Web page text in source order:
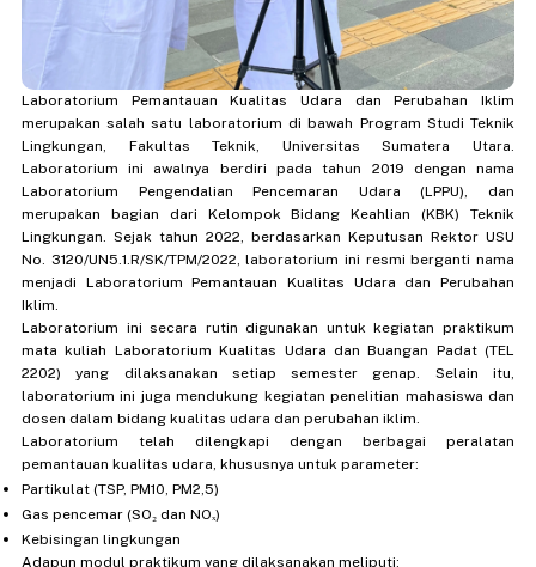
Laboratorium Pemantauan Kualitas Udara dan Perubahan Iklim
merupakan salah satu laboratorium di bawah Program Studi Teknik
Lingkungan, Fakultas Teknik, Universitas Sumatera Utara.
Laboratorium ini awalnya berdiri pada tahun 2019 dengan nama
Laboratorium Pengendalian Pencemaran Udara (LPPU), dan
merupakan bagian dari Kelompok Bidang Keahlian (KBK) Teknik
Lingkungan. Sejak tahun 2022, berdasarkan Keputusan Rektor USU
No. 3120/UN5.1.R/SK/TPM/2022, laboratorium ini resmi berganti nama
menjadi Laboratorium Pemantauan Kualitas Udara dan Perubahan
Iklim.
Laboratorium ini secara rutin digunakan untuk kegiatan praktikum
mata kuliah Laboratorium Kualitas Udara dan Buangan Padat (TEL
2202) yang dilaksanakan setiap semester genap. Selain itu,
laboratorium ini juga mendukung kegiatan penelitian mahasiswa dan
dosen dalam bidang kualitas udara dan perubahan iklim.
Laboratorium telah dilengkapi dengan berbagai peralatan
pemantauan kualitas udara, khususnya untuk parameter:
Partikulat (TSP, PM10, PM2,5)
Gas pencemar (SO₂ dan NOₓ)
Kebisingan lingkungan
Adapun modul praktikum yang dilaksanakan meliputi: